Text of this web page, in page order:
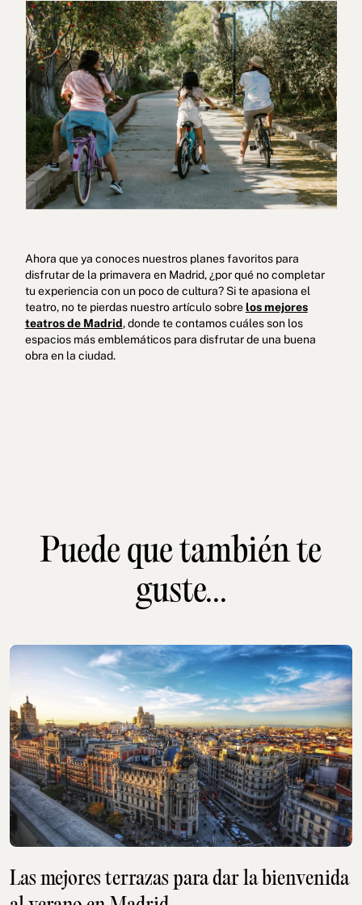
Ahora que ya conoces nuestros planes favoritos para
disfrutar de la primavera en Madrid, ¿por qué no completar
tu experiencia con un poco de cultura? Si te apasiona el
teatro, no te pierdas nuestro artículo sobre los mejores
teatros de Madrid, donde te contamos cuáles son los
espacios más emblemáticos para disfrutar de una buena
obra en la ciudad.
Puede que también te
guste...
Las mejores terrazas para dar la bienvenida